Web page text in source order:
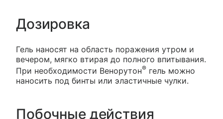
Дозировка
Гель наносят на область поражения утром и
вечером, мягко втирая до полного впитывания.
При необходимости Венорутон® гель можно
наносить под бинты или эластичные чулки.
Побочные действия